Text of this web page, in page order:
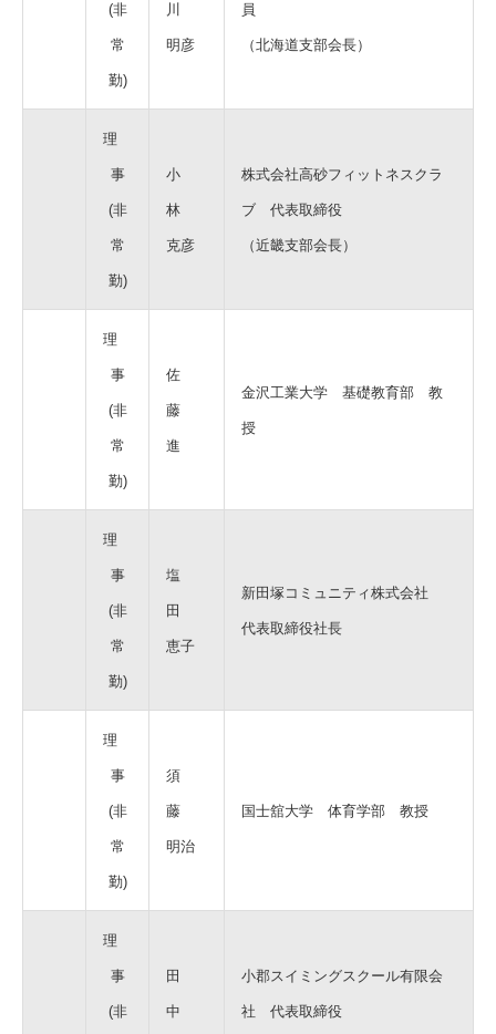
(非
常
勤)
川
明彦
員
（北海道支部会長）
理
事
(非
常
勤)
小
林
克彦
株式会社高砂フィットネスクラ
ブ 代表取締役
（近畿支部会長）
理
事
(非
常
勤)
佐
藤
進
金沢工業大学 基礎教育部 教
授
理
事
(非
常
勤)
塩
田
恵子
新田塚コミュニティ株式会社
代表取締役社長
理
事
(非
常
勤)
須
藤
明治
国士舘大学 体育学部 教授
理
事
(非
田
中
小郡スイミングスクール有限会
社 代表取締役